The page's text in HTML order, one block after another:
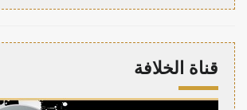
قناة الخلافة